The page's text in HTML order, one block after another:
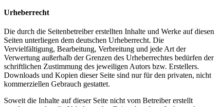
Urheberrecht
Die durch die Seitenbetreiber erstellten Inhalte und Werke auf diesen
Seiten unterliegen dem deutschen Urheberrecht. Die
Vervielfältigung, Bearbeitung, Verbreitung und jede Art der
Verwertung außerhalb der Grenzen des Urheberrechtes bedürfen der
schriftlichen Zustimmung des jeweiligen Autors bzw. Erstellers.
Downloads und Kopien dieser Seite sind nur für den privaten, nicht
kommerziellen Gebrauch gestattet.
Soweit die Inhalte auf dieser Seite nicht vom Betreiber erstellt